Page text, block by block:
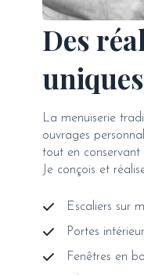
Des
La menuiserie
ouvrages
tout en conservant
Je conçois et
Escaliers sur
Portes
Fenêtres en